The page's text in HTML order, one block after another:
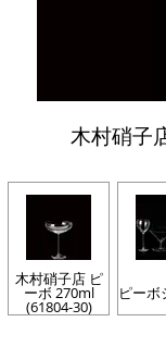
木村硝子
木村硝子店 ピ
ーボ 270ml
(61804-30)
ピーボ